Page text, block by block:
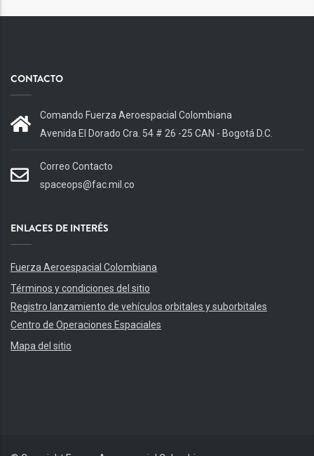
CONTACTO
Comando Fuerza Aeroespacial Colombiana
Avenida El Dorado Cra. 54 # 26 -25 CAN - Bogotá D.C.
Correo Contacto
spaceops@fac.mil.co
ENLACES DE INTERÉS
Fuerza Aeroespacial Colombiana
Términos y condiciones del sitio
Registro lanzamiento de vehículos orbitales y suborbitales
Centro de Operaciones Espaciales
Mapa del sitio